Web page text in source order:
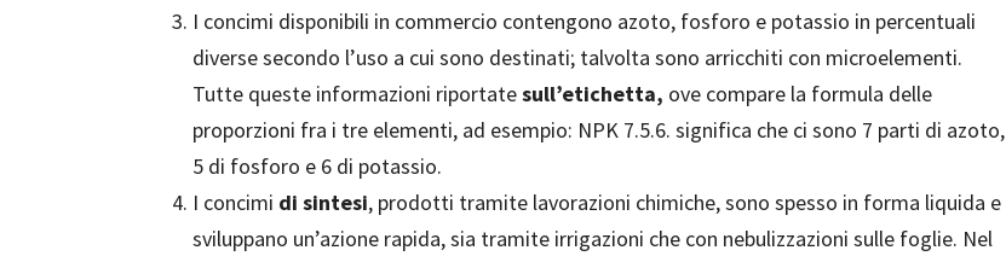
I concimi disponibili in commercio contengono azoto, fosforo e potassio in percentuali
diverse secondo l’uso a cui sono destinati; talvolta sono arricchiti con microelementi.
Tutte queste informazioni riportatesull’etichetta, ove compare la formula delle
proporzioni fra i tre elementi, ad esempio: NPK 7.5.6. significa che ci sono 7 parti di azoto,
5 di fosforo e 6 di potassio.
I concimi di sintesi, prodotti tramite lavorazioni chimiche, sono spesso in forma liquida e
sviluppano un’azione rapida, sia tramite irrigazioni che con nebulizzazioni sulle foglie. Nel